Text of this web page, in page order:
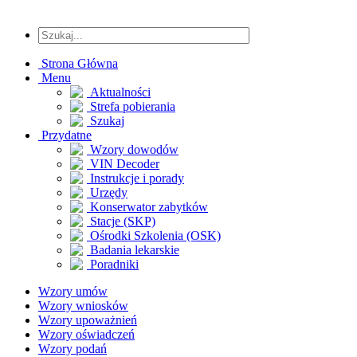
Strona Główna
Menu
Aktualności
Strefa pobierania
Szukaj
Przydatne
Wzory dowodów
VIN Decoder
Instrukcje i porady
Urzędy
Konserwator zabytków
Stacje (SKP)
Ośrodki Szkolenia (OSK)
Badania lekarskie
Poradniki
Wzory umów
Wzory wniosków
Wzory upoważnień
Wzory oświadczeń
Wzory podań